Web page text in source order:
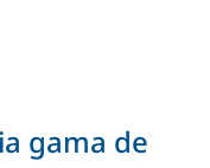
gama de